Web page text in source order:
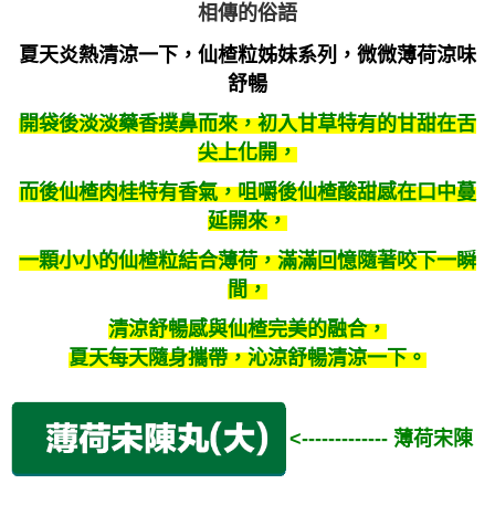
相傳的俗語
夏天炎熱清涼一下，仙楂粒姊妹系列，微微薄荷涼味
舒暢
開袋後淡淡藥香撲鼻而來，初入甘草特有的甘甜在舌
尖上化開，
而後仙楂肉桂特有香氣，咀嚼後仙楂酸甜感在口中蔓
延開來，
一顆小小的仙楂粒結合薄荷，滿滿回憶隨著咬下一瞬
間，
清涼舒暢感與仙楂完美的融合，
夏天每天隨身攜帶，沁涼舒暢清涼一下。
<------------- 薄荷宋陳